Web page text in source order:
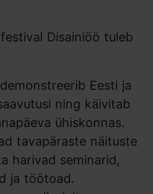
Disainiöö tuleb
Eesti ja
ning käivitab
ühiskonnas.
tavapäraste näituste
harivad seminarid,
ja töötoad.